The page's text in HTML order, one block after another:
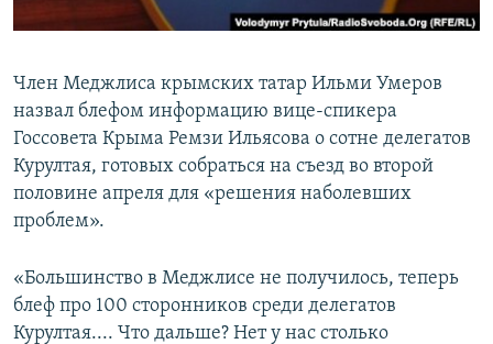
УКРАИНСКАЯ ПРОБЛЕМА КРЫМА
Член Меджлиса крымских татар Ильми Умеров
назвал блефом информацию вице-спикера
Госсовета Крыма Ремзи Ильясова о сотне делегатов
Курултая, готовых собраться на съезд во второй
половине апреля для «решения наболевших
проблем».
«Большинство в Меджлисе не получилось, теперь
блеф про 100 сторонников среди делегатов
Курултая.... Что дальше? Нет у нас столько